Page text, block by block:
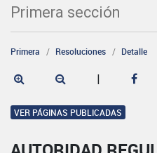
Primera sección
Primera Resoluciones Detalle
|
VER PÁGINAS PUBLICADAS